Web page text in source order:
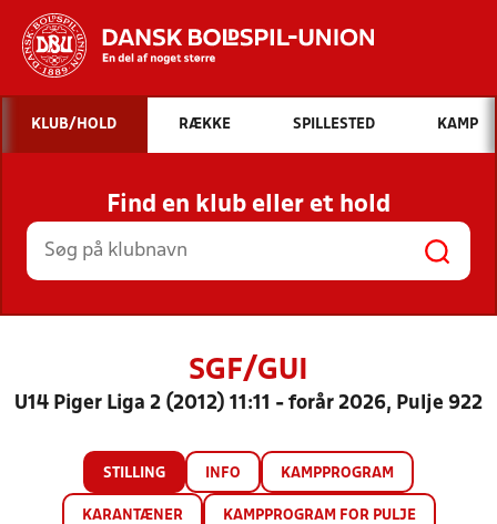
Hvad vil du søge efter?
INDHOLD OG NYHEDER
STILLINGER, RESULTATER, KLUBBER OG
HOLD
KLUB/HOLD RÆKKE SPILLESTED KAMP
Find en klub eller et hold
SGF/GUI
U14 Piger Liga 2 (2012) 11:11 - forår 2026, Pulje 922
STILLING INFO KAMPPROGRAM
KARANTÆNER KAMPPROGRAM FOR PULJE